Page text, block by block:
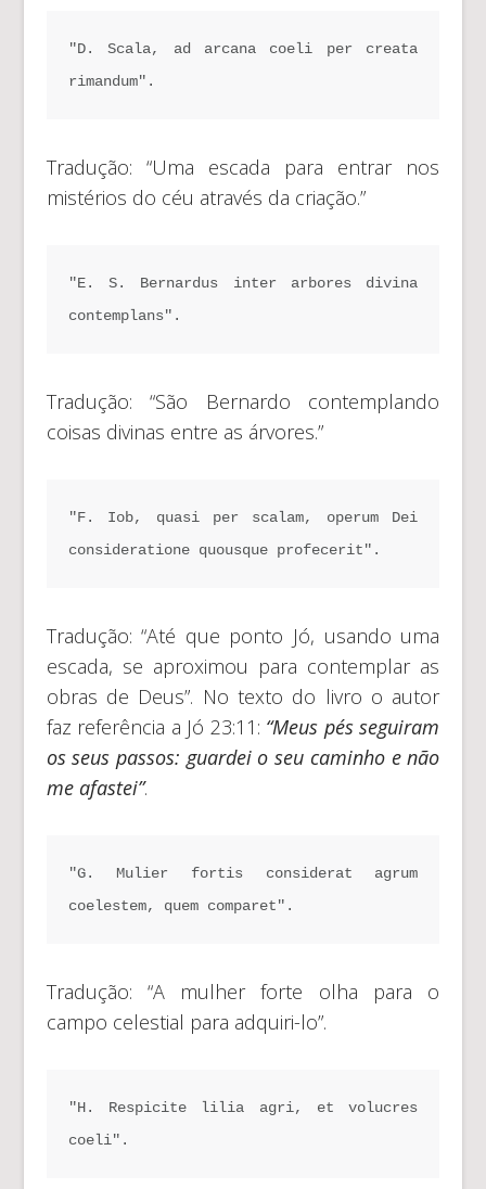
"D. Scala, ad arcana coeli per creata
rimandum".
Tradução: “Uma escada para entrar nos
mistérios do céu através da criação.”
"E. S. Bernardus inter arbores divina
contemplans".
Tradução: “São Bernardo contemplando
coisas divinas entre as árvores.”
"F. Iob, quasi per scalam, operum Dei
consideratione quousque profecerit".
Tradução: “Até que ponto Jó, usando uma
escada, se aproximou para contemplar as
obras de Deus”. No texto do livro o autor
faz referência a Jó 23:11: “Meus pés seguiram
os seus passos: guardei o seu caminho e não
me afastei”.
"G. Mulier fortis considerat agrum
coelestem, quem comparet".
Tradução: “A mulher forte olha para o
campo celestial para adquiri-lo”.
"H. Respicite lilia agri, et volucres
coeli".